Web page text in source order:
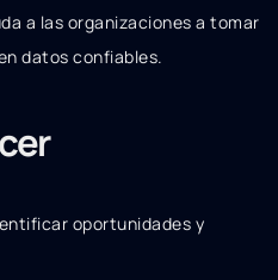
a las organizaciones a tomar
datos confiables.
oportunidades y